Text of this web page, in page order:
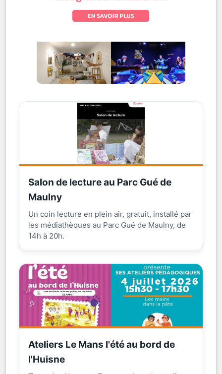
Salon de lecture au Parc Gué de
Maulny
Un coin lecture en plein air, gratuit, installé par
les médiathèques au Parc Gué de Maulny, de
14h à 20h.
Ateliers Le Mans l'été au bord de
l'Huisne